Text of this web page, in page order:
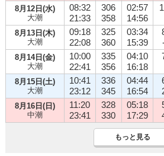
8月12日(水)
大潮
08:32
21:33
306
358
02:57
14:56
8月13日(木)
大潮
09:18
22:08
325
360
03:34
15:39
8月14日(金)
大潮
10:00
22:41
335
356
04:10
16:18
8月15日(土)
大潮
10:41
23:12
336
345
04:44
16:54
8月16日(日)
中潮
11:20
23:41
328
330
05:18
17:29
もっと見る